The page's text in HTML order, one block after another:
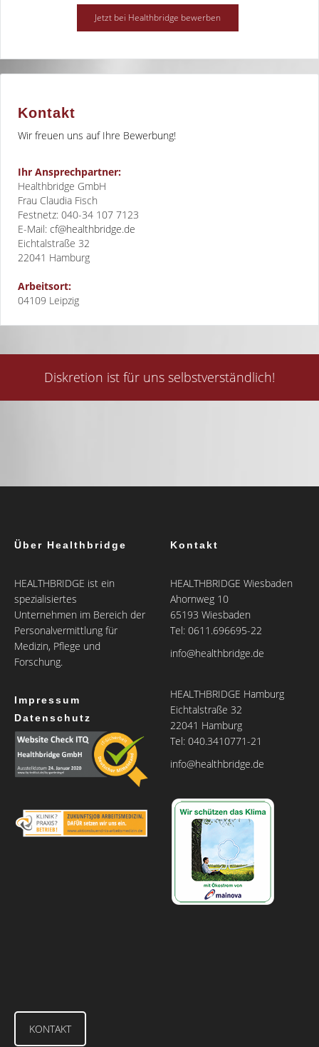
Kontakt
Wir freuen uns auf Ihre Bewerbung!
Ihr Ansprechpartner:
Healthbridge GmbH
Frau Claudia Fisch
Festnetz: 040-34 107 7123
E-Mail: cf@healthbridge.de
Eichtalstraße 32
22041 Hamburg
Arbeitsort:
04109 Leipzig
Diskretion ist für uns selbstverständlich!
Über Healthbridge
HEALTHBRIDGE ist ein
spezialisiertes
Unternehmen im Bereich der
Personalvermittlung für
Medizin, Pflege und
Forschung.
Impressum
Datenschutz
Kontakt
HEALTHBRIDGE Wiesbaden
Ahornweg 10
65193 Wiesbaden
Tel: 0611.696695-22
info@healthbridge.de
HEALTHBRIDGE Hamburg
Eichtalstraße 32
22041 Hamburg
Tel: 040.3410771-21
info@healthbridge.de
KONTAKT